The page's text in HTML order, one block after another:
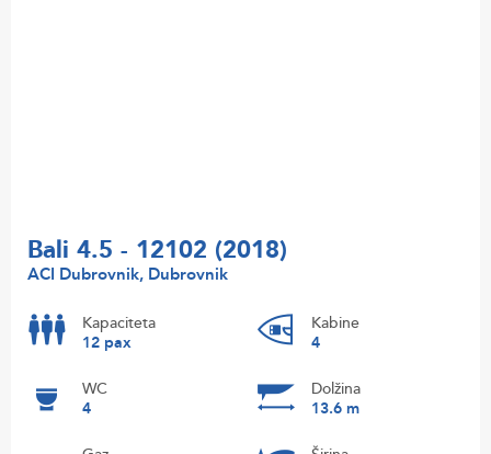
Bali 4.5 - 12102 (2018)
ACI Dubrovnik, Dubrovnik
Kapaciteta
12 pax
Kabine
4
WC
4
Dolžina
13.6 m